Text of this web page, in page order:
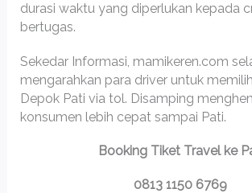
durasi waktu yang diperlukan kepada
bertugas.
Sekedar Informasi, mamikeren.com
mengarahkan para driver untuk
Depok Pati via tol. Disamping
konsumen lebih cepat sampai Pati.
Booking Tiket Travel ke
0813 1150 6769